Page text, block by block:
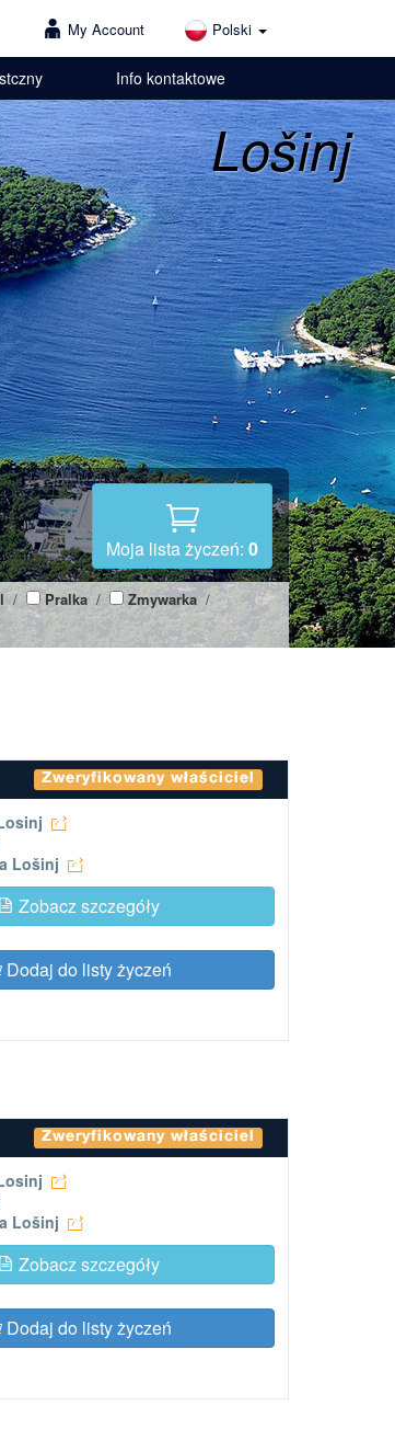
My Account Polski
Info kontaktowe
Lošinj
Moja lista życzeń: 0
/ Pralka/ Zmywarka /
Zweryfikowany właściciel
Lošinj
Zobacz szczegóły
Dodaj do listy życzeń
Zweryfikowany właściciel
Lošinj
Zobacz szczegóły
Dodaj do listy życzeń